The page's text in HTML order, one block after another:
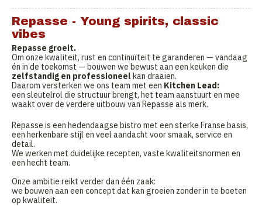
Repasse - Young spirits, classic
vibes
Repasse groeit.
Om onze kwaliteit, rust en continuïteit te garanderen — vandaag
én in de toekomst — bouwen we bewust aan een keuken die
zelfstandig en professioneel kan draaien.
Daarom versterken we ons team met een Kitchen Lead:
een sleutelrol die structuur brengt, het team aanstuurt en mee
waakt over de verdere uitbouw van Repasse als merk.
Repasse is een hedendaagse bistro met een sterke Franse basis,
een herkenbare stijl en veel aandacht voor smaak, service en
detail.
We werken met duidelijke recepten, vaste kwaliteitsnormen en
een hecht team.
Onze ambitie reikt verder dan één zaak:
we bouwen aan een concept dat kan groeien zonder in te boeten
op kwaliteit.